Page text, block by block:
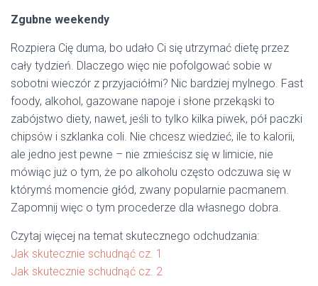
Zgubne weekendy
Rozpiera Cię duma, bo udało Ci się utrzymać dietę przez
cały tydzień. Dlaczego więc nie pofolgować sobie w
sobotni wieczór z przyjaciółmi? Nic bardziej mylnego. Fast
foody, alkohol, gazowane napoje i słone przekąski to
zabójstwo diety, nawet, jeśli to tylko kilka piwek, pół paczki
chipsów i szklanka coli. Nie chcesz wiedzieć, ile to kalorii,
ale jedno jest pewne – nie zmieścisz się w limicie, nie
mówiąc już o tym, że po alkoholu często odczuwa się w
którymś momencie głód, zwany popularnie pacmanem.
Zapomnij więc o tym procederze dla własnego dobra.
Czytaj więcej na temat skutecznego odchudzania:
Jak skutecznie schudnąć cz. 1
Jak skutecznie schudnąć cz. 2